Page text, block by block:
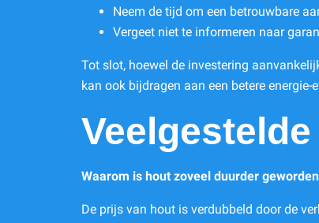
Neem de tijd om een betrouwbare
Vergeet niet te informeren naar
Tot slot, hoewel de investering
kan ook bijdragen aan een betere
Waarom is hout zoveel duurder
De prijs van hout is verdubbeld door de